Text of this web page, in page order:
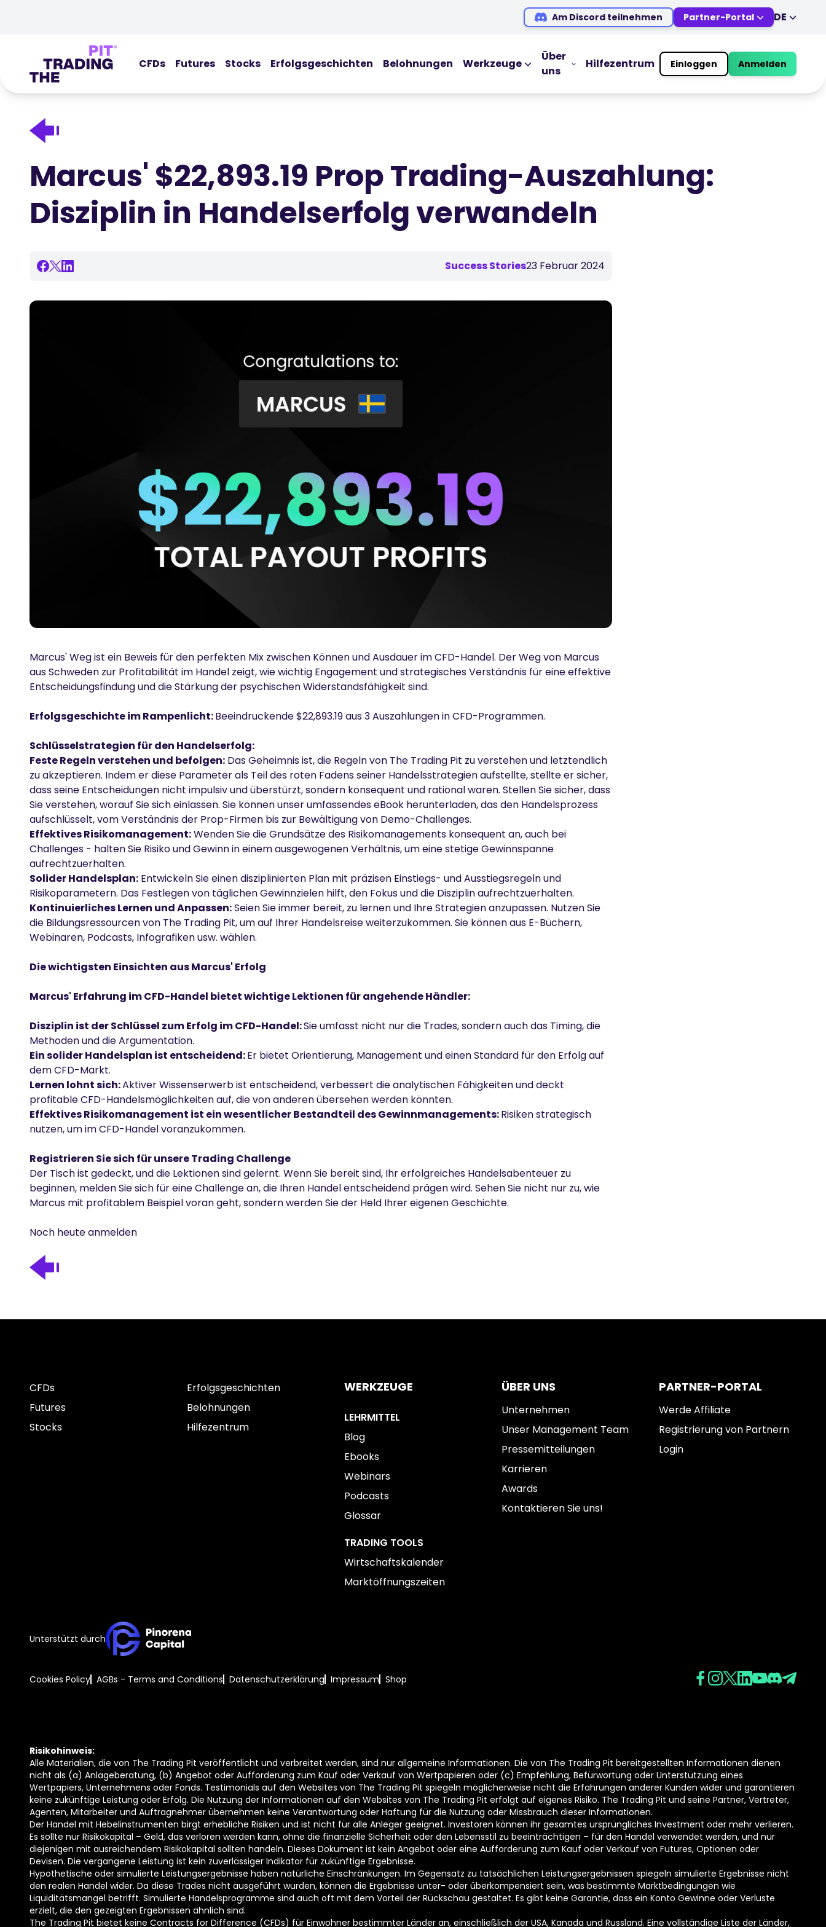
Am Discord teilnehmen Partner-Portal DE
EN
DE
MS
ZH
JA
AR
CFDs Futures Stocks Erfolgsgeschichten Belohnungen
Werkzeuge
Podcasts
Glossar
Über
uns
Hilfezentrum Einloggen Anmelden
Marcus' $22,893.19 Prop Trading-Auszahlung:
Disziplin in Handelserfolg verwandeln
Success Stories23 Februar 2024
Marcus' Weg ist ein Beweis für den perfekten Mix zwischen Können und Ausdauer im CFD-Handel. Der Weg von Marcus
aus Schweden zur Profitabilität im Handel zeigt, wie wichtig Engagement und strategisches Verständnis für eine effektive
Entscheidungsfindung und die Stärkung der psychischen Widerstandsfähigkeit sind.
Erfolgsgeschichte im Rampenlicht:Beeindruckende $22,893.19 aus 3 Auszahlungen in CFD-Programmen.
Schlüsselstrategien für den Handelserfolg:
Feste Regeln verstehen und befolgen: Das Geheimnis ist, die Regeln von The Trading Pit zu verstehen und letztendlich
zu akzeptieren. Indem er diese Parameter als Teil des roten Fadens seiner Handelsstrategien aufstellte, stellte er sicher,
dass seine Entscheidungen nicht impulsiv und überstürzt, sondern konsequent und rational waren. Stellen Sie sicher, dass
Sie verstehen, worauf Sie sich einlassen. Sie können unser umfassendeseBook herunterladen, das den Handelsprozess
aufschlüsselt, vom Verständnis der Prop-Firmen bis zur Bewältigung von Demo-Challenges.
Effektives Risikomanagement:Wenden Sie die Grundsätze des Risikomanagements konsequent an, auch bei
Challenges - halten Sie Risiko und Gewinn in einem ausgewogenen Verhältnis, um eine stetige Gewinnspanne
aufrechtzuerhalten.
Solider Handelsplan: Entwickeln Sie einen disziplinierten Plan mit präzisen Einstiegs- und Ausstiegsregeln und
Risikoparametern. Das Festlegen von täglichen Gewinnzielen hilft, den Fokus und die Disziplin aufrechtzuerhalten.
Kontinuierliches Lernen und Anpassen:Seien Sie immer bereit, zu lernen und Ihre Strategien anzupassen. Nutzen Sie
die Bildungsressourcen von The Trading Pit, um auf Ihrer Handelsreise weiterzukommen. Sie können aus E-Büchern,
Webinaren, Podcasts, Infografikenusw. wählen.
Die wichtigsten Einsichten aus Marcus' Erfolg
Marcus' Erfahrung im CFD-Handel bietet wichtige Lektionen für angehende Händler:
Disziplin ist der Schlüssel zum Erfolg im CFD-Handel:Sie umfasst nicht nur die Trades, sondern auch das Timing, die
Methoden und die Argumentation.
Ein solider Handelsplan ist entscheidend:Er bietet Orientierung, Management und einen Standard für den Erfolg auf
dem CFD-Markt.
Lernen lohnt sich:Aktiver Wissenserwerb ist entscheidend, verbessert die analytischen Fähigkeiten und deckt
profitable CFD-Handelsmöglichkeiten auf, die von anderen übersehen werden könnten.
Effektives Risikomanagement ist ein wesentlicher Bestandteil des Gewinnmanagements:Risiken strategisch
nutzen, um im CFD-Handel voranzukommen.
Registrieren Sie sich für unsere Trading Challenge
Der Tisch ist gedeckt, und die Lektionen sind gelernt. Wenn Sie bereit sind, Ihr erfolgreiches Handelsabenteuer zu
beginnen, melden Sie sich für eine Challenge an, die Ihren Handel entscheidend prägen wird. Sehen Sie nicht nur zu, wie
Marcus mit profitablem Beispiel voran geht, sondern werden Sie der Held Ihrer eigenen Geschichte.
Noch heute anmelden
CFDs
Futures
Stocks
Erfolgsgeschichten
Belohnungen
Hilfezentrum
WERKZEUGE
LEHRMITTEL
Blog
Ebooks
Webinars
Podcasts
Glossar
TRADING TOOLS
Wirtschaftskalender
Marktöffnungszeiten
ÜBER UNS
Unternehmen
Unser Management Team
Pressemitteilungen
Karrieren
Awards
Kontaktieren Sie uns!
PARTNER-PORTAL
Werde Affiliate
Registrierung von Partnern
Login
Unterstützt durch
Cookies Policy AGBs - Terms and Conditions Datenschutzerklärung Impressum Shop
Risikohinweis:
Alle Materialien, die von The Trading Pit veröffentlicht und verbreitet werden, sind nur allgemeine Informationen. Die von The Trading Pit bereitgestellten Informationen dienen
nicht als (a) Anlageberatung, (b) Angebot oder Aufforderung zum Kauf oder Verkauf von Wertpapieren oder (c) Empfehlung, Befürwortung oder Unterstützung eines
Wertpapiers, Unternehmens oder Fonds. Testimonials auf den Websites von The Trading Pit spiegeln möglicherweise nicht die Erfahrungen anderer Kunden wider und garantieren
keine zukünftige Leistung oder Erfolg. Die Nutzung der Informationen auf den Websites von The Trading Pit erfolgt auf eigenes Risiko. The Trading Pit und seine Partner, Vertreter,
Agenten, Mitarbeiter und Auftragnehmer übernehmen keine Verantwortung oder Haftung für die Nutzung oder Missbrauch dieser Informationen.
Der Handel mit Hebelinstrumenten birgt erhebliche Risiken und ist nicht für alle Anleger geeignet. Investoren können ihr gesamtes ursprüngliches Investment oder mehr verlieren.
Es sollte nur Risikokapital – Geld, das verloren werden kann, ohne die finanzielle Sicherheit oder den Lebensstil zu beeinträchtigen – für den Handel verwendet werden, und nur
diejenigen mit ausreichendem Risikokapital sollten handeln. Dieses Dokument ist kein Angebot oder eine Aufforderung zum Kauf oder Verkauf von Futures, Optionen oder
Devisen. Die vergangene Leistung ist kein zuverlässiger Indikator für zukünftige Ergebnisse.
Hypothetische oder simulierte Leistungsergebnisse haben natürliche Einschränkungen. Im Gegensatz zu tatsächlichen Leistungsergebnissen spiegeln simulierte Ergebnisse nicht
den realen Handel wider. Da diese Trades nicht ausgeführt wurden, können die Ergebnisse unter- oder überkompensiert sein, was bestimmte Marktbedingungen wie
Liquiditätsmangel betrifft. Simulierte Handelsprogramme sind auch oft mit dem Vorteil der Rückschau gestaltet. Es gibt keine Garantie, dass ein Konto Gewinne oder Verluste
erzielt, die den gezeigten Ergebnissen ähnlich sind.
The Trading Pit bietet keine Contracts for Difference (CFDs) für Einwohner bestimmter Länder an, einschließlich der USA, Kanada und Russland. Eine vollständige Liste der Länder,